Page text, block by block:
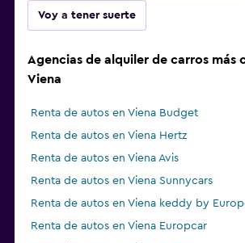
Voy a tener suerte
Agencias de alquiler de carros más
Viena
Renta de autos en Viena Budget
Renta de autos en Viena Hertz
Renta de autos en Viena Avis
Renta de autos en Viena Sunnycars
Renta de autos en Viena keddy by
Renta de autos en Viena Europcar